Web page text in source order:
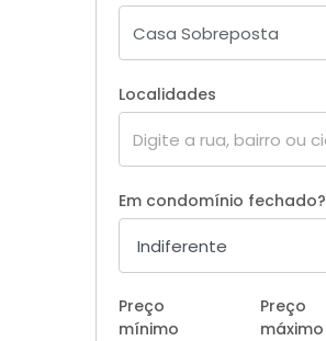
Localidades
Em condomínio fechado?
Preço
mínimo
Preço
máximo